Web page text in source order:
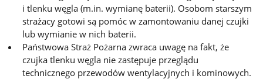
i tlenku węgla (m.in. wymianę baterii). Osobom starszym
strażacy gotowi są pomóc w zamontowaniu danej czujki
lub wymianie w nich baterii.
Państwowa Straż Pożarna zwraca uwagę na fakt, że
czujka tlenku węgla nie zastępuje przeglądu
technicznego przewodów wentylacyjnych i kominowych.